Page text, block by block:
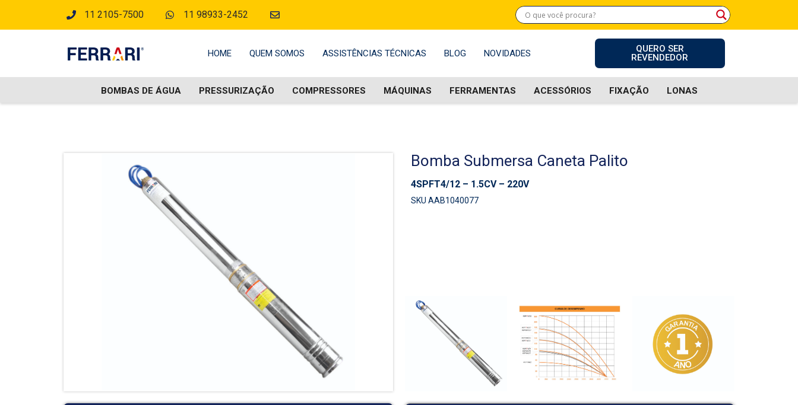
11 2105-7500 11 98933-2452
HOME QUEM SOMOS ASSISTÊNCIAS TÉCNICAS BLOG NOVIDADES
QUERO SER
REVENDEDOR
BOMBAS DE ÁGUA PRESSURIZAÇÃO COMPRESSORES MÁQUINAS FERRAMENTAS ACESSÓRIOS FIXAÇÃO LONAS
Bomba Submersa Caneta Palito
4SPFT4/12 – 1.5CV – 220V
SKU AAB1040077